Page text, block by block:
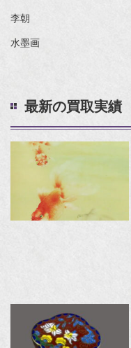
李朝
水墨画
最新の買取実績